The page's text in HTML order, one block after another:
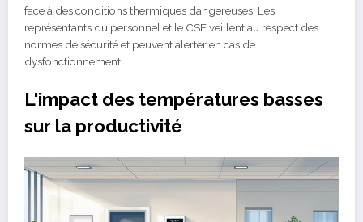
face à des conditions thermiques dangereuses. Les
représentants du personnel et le CSE veillent au respect des
normes de sécurité et peuvent alerter en cas de
dysfonctionnement.
L'impact des températures basses
sur la productivité